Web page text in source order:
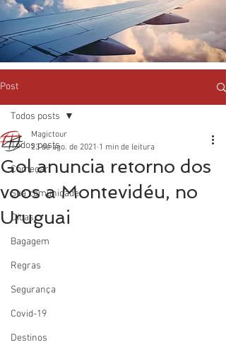
Post
Todos posts
Começar
Sua comunidade
Dicas
Bagagem
Regras
Segurança
Covid-19
Destinos
Todos posts
Gol anuncia retorno dos
voos a Montevidéu, no
Uruguai
Magictour
23 de ago. de 2021 1 min de leitura